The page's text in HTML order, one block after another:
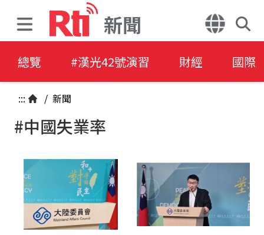
新聞
總覽 #漢光42號演習 財經 國際
::: / 新聞
#中國失業率